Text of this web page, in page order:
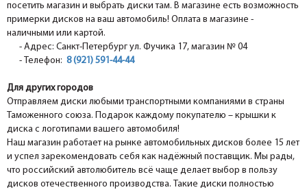
посетить магазин и выбрать диски там. В магазине есть возможность
примерки дисков на ваш автомобиль! Оплата в магазине -
наличными или картой.
- Адрес: Санкт-Петербург ул. Фучика 17, магазин № 04
- Телефон: 8 (921) 591-44-44
Для других городов
Отправляем диски любыми транспортными компаниями в страны
Таможенного союза. Подарок каждому покупателю – крышки к
диска с логотипами вашего автомобиля!
Наш магазин работает на рынке автомобильных дисков более 15 лет
и успел зарекомендовать себя как надёжный поставщик. Мы рады,
что российский автолюбитель всё чаще делает выбор в пользу
дисков отечественного производства. Такие диски полностью